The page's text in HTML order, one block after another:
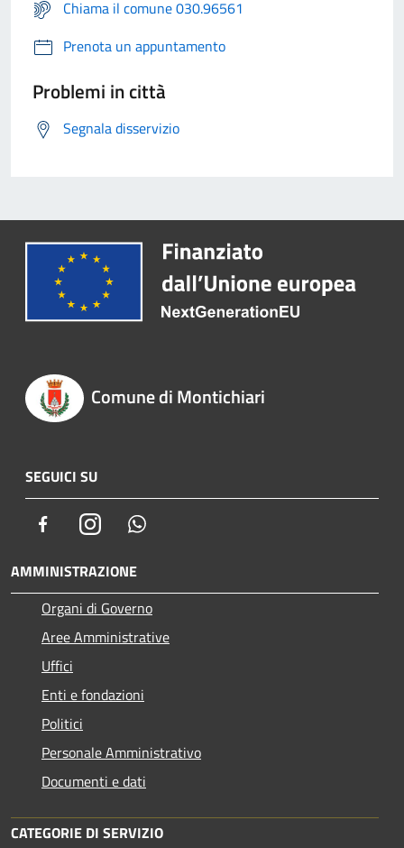
Chiama il comune 030.96561
Prenota un appuntamento
Problemi in città
Segnala disservizio
Comune di Montichiari
SEGUICI SU
FacebookInstagram
AMMINISTRAZIONE
Organi di Governo
Aree Amministrative
Uffici
Enti e fondazioni
Politici
Personale Amministrativo
Documenti e dati
CATEGORIE DI SERVIZIO